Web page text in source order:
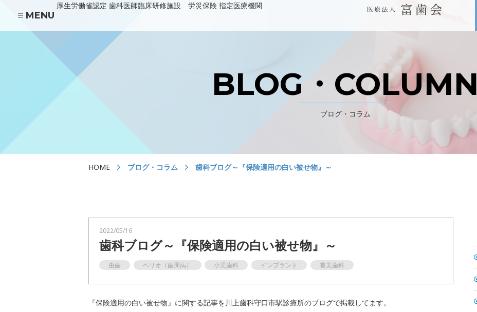
厚生労働省認定 歯科医師臨床研修施設 労災保険 指定医療機関
MENU
パンジョ診療所
HOME
BLOG・COLUMN
ブログ・コラム
HOME ブログ・コラム 歯科ブログ～『保険適用の白い被せ物』～
2022/05/16
歯科ブログ～『保険適用の白い被せ物』～
虫歯 ペリオ（歯周病） 小児歯科 インプラント 審美歯科
『保険適用の白い被せ物』に関する記事を川上歯科守口市駅診療所のブログで掲載してます。